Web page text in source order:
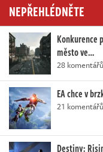
NEPŘEHLÉDNĚTE
Konkurence
město ve…
28 komentářů
EA chce v
21 komentářů
Destiny: